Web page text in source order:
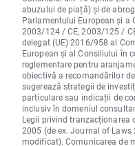
abuzului de piață) și de
Parlamentului European și a
2003/124 / CE, 2003/125 /
delegat (UE) 2016/958 al
European și al Consiliului în
reglementare pentru
obiectivă a recomandărilor
sugerează strategii de
particulare sau indicații de
inclusiv în domeniul
Legii privind tranzacționarea
2005 (de ex. Journal of
modificat). Comunicarea de